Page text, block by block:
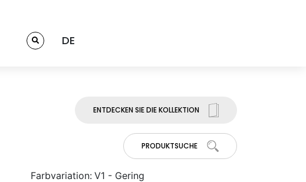
DE
ENTDECKEN SIE DIE KOLLEKTION
PRODUKTSUCHE
Farbvariation: V1 - Gering